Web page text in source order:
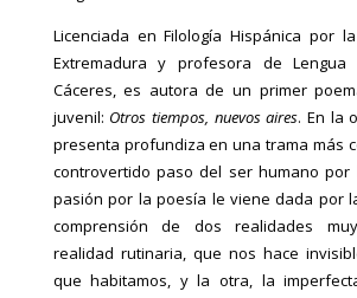
Licenciada en Filología Hispánica por
Extremadura y profesora de
Cáceres, es autora de un primer
juvenil: Otros tiempos, nuevos aires. En la
presenta profundiza en una trama más
controvertido paso del ser humano por
pasión por la poesía le viene dada por
comprensión de dos realidades
realidad rutinaria, que nos hace
que habitamos, y la otra, la